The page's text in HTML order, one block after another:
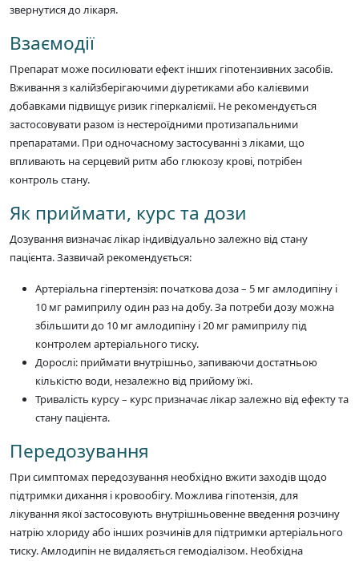
звернутися до лікаря.
Взаємодії
Препарат може посилювати ефект інших гіпотензивних засобів.
Вживання з калійзберігаючими діуретиками або калієвими
добавками підвищує ризик гіперкаліємії. Не рекомендується
застосовувати разом із нестероїдними протизапальними
препаратами. При одночасному застосуванні з ліками, що
впливають на серцевий ритм або глюкозу крові, потрібен
контроль стану.
Як приймати, курс та дози
Дозування визначає лікар індивідуально залежно від стану
пацієнта. Зазвичай рекомендується:
Артеріальна гіпертензія: початкова доза – 5 мг амлодипіну і
10 мг рамиприлу один раз на добу. За потреби дозу можна
збільшити до 10 мг амлодипіну і 20 мг рамиприлу під
контролем артеріального тиску.
Дорослі: приймати внутрішньо, запиваючи достатньою
кількістю води, незалежно від прийому їжі.
Тривалість курсу – курс призначає лікар залежно від ефекту та
стану пацієнта.
Передозування
При симптомах передозування необхідно вжити заходів щодо
підтримки дихання і кровообігу. Можлива гіпотензія, для
лікування якої застосовують внутрішньовенне введення розчину
натрію хлориду або інших розчинів для підтримки артеріального
тиску. Амлодипін не видаляється гемодіалізом. Необхідна